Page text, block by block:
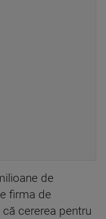
de
firma de
cererea pentru